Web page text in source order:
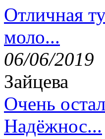
Отличная
моло...
06/06/2019
Зайцева
Очень
Надёжнос...